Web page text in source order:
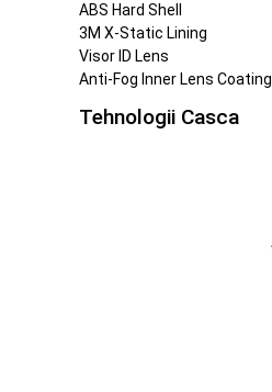
ABS Hard Shell
3M X-Static Lining
Visor ID Lens
Anti-Fog Inner Lens Coating
Tehnologii Casca